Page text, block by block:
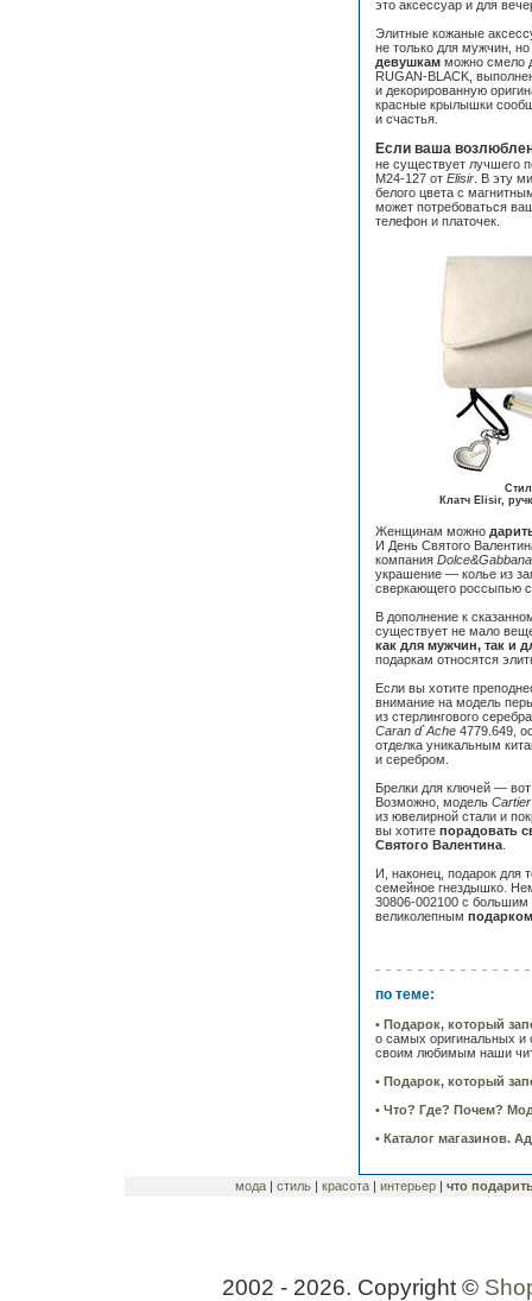
это аксессуар и для
Элитные кожаные
не только для мужчин,
девушкамможно смело
RUGAN-BLACK,
и декорированную
красные крылышки
и счастья.
Если ваша
не существует лучшего
M24-127 от Elisir. В эту
белого цвета с
может потребоваться
телефон и платочек.
Клатч Elisir,
Женщинам можно
И День Святого
компания Dolce&Gabbana
украшение — колье из
сверкающего россыпью
В дополнение к
существует не мало
как для мужчин, так и
подаркам относятся
Если вы хотите
внимание на модель
из стерлингового
Caran d`Ache4779.649,
отделка уникальным
и серебром.
Брелки для ключей —
Возможно, модель Cartier
из ювелирной стали и
вы хотите порадовать
Святого Валентина.
И, наконец, подарок для
семейное гнездышко.
30806-002100 с большим
великолепным
по теме:
• Подарок, который
о самых оригинальных и
своим любимым наши
• Подарок, который
• Что? Где? Почем?
• Каталог магазинов.
мода | стиль | красота | интерьер | что
2002 - 2026. Copyright ©